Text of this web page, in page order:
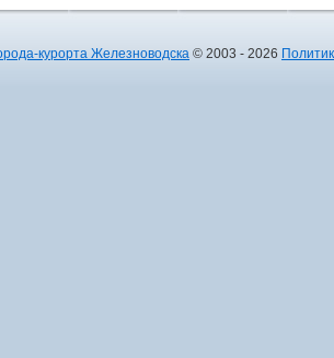
курорта Железноводска © 2003 - 2026